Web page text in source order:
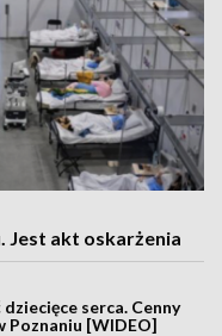
Jest akt oskarżenia
serca. Cenny
Poznaniu [WIDEO]